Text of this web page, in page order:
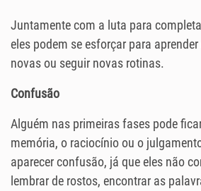
Juntamente com a luta para
eles podem se esforçar para
novas ou seguir novas rotinas.
Confusão
Alguém nas primeiras fases pode
memória, o raciocínio ou o
aparecer confusão, já que eles não
lembrar de rostos, encontrar as